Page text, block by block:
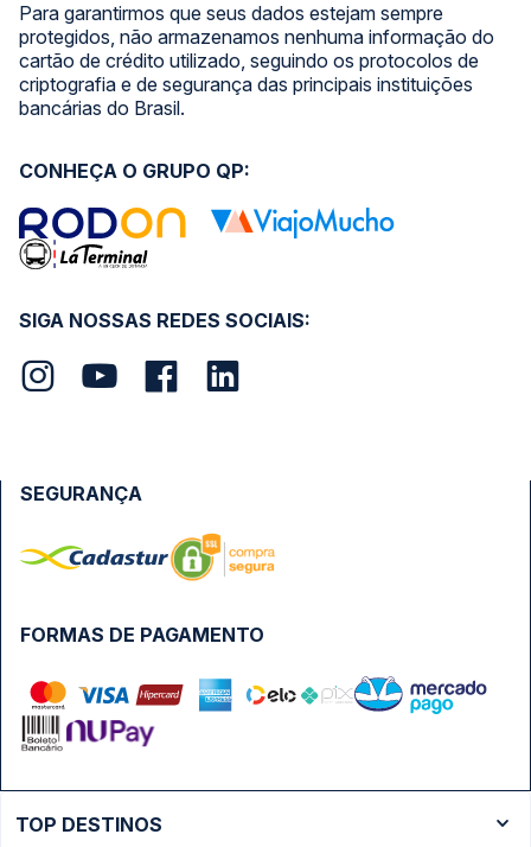
Para garantirmos que seus dados estejam sempre
protegidos, não armazenamos nenhuma informação do
cartão de crédito utilizado, seguindo os protocolos de
criptografia e de segurança das principais instituições
bancárias do Brasil.
SIGA NOSSAS REDES SOCIAIS:
CONHEÇA O GRUPO QP:
FORMAS DE PAGAMENTO
SEGURANÇA
TOP DESTINOS